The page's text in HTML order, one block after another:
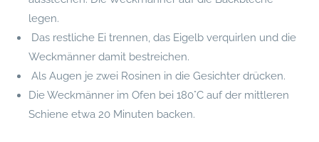
legen.
Das restliche Ei trennen, das Eigelb verquirlen und die
Weckmänner damit bestreichen.
Als Augen je zwei Rosinen in die Gesichter drücken.
Die Weckmänner im Ofen bei 180°C auf der mittleren
Schiene etwa 20 Minuten backen.